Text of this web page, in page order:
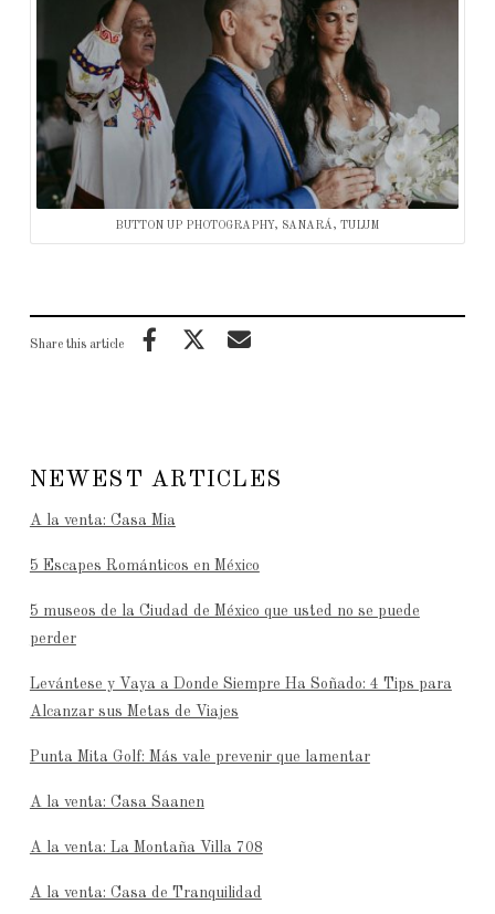
BUTTON UP PHOTOGRAPHY, SANARÁ, TULUM
Share this article
NEWEST ARTICLES
A la venta: Casa Mia
5 Escapes Románticos en México
5 museos de la Ciudad de México que usted no se puede
perder
Levántese y Vaya a Donde Siempre Ha Soñado: 4 Tips para
Alcanzar sus Metas de Viajes
Punta Mita Golf: Más vale prevenir que lamentar
A la venta: Casa Saanen
A la venta: La Montaña Villa 708
A la venta: Casa de Tranquilidad